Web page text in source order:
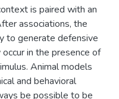
is paired with an
associations, the
to generate defensive
in the presence of
Animal models
and behavioral
be possible to be